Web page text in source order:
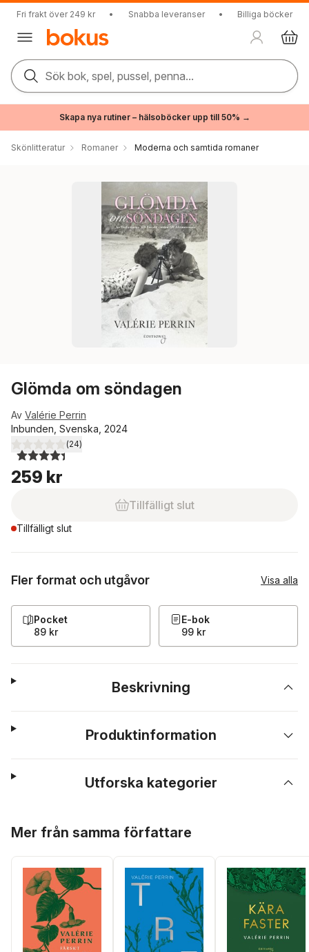
Fri frakt över 249 kr • Snabba leveranser • Billiga böcker
Sök bok, spel, pussel, penna...
Skapa nya rutiner – hälsoböcker upp till 50% →
Skönlitteratur Romaner Moderna och samtida romaner
Glömda om söndagen
Av Valérie Perrin
Inbunden, Svenska, 2024
4,4utav 5 stjärnor. Totalt antal röster:
(24)
259 kr
Tillfälligt slut
Tillfälligt slut
Fler format och utgåvor Visa alla
Pocket
89 kr
E-bok
99 kr
Beskrivning
Produktinformation
Utforska kategorier
Mer från samma författare